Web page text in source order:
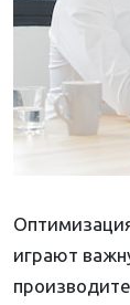
играют